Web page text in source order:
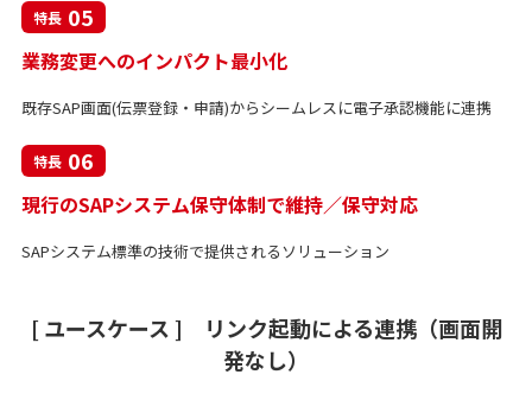
特長 05
業務変更へのインパクト最小化
既存SAP画面(伝票登録・申請)からシームレスに電子承認機能に連携
特長 06
現行のSAPシステム保守体制で維持／保守対応
SAPシステム標準の技術で提供されるソリューション
[ ユースケース ] リンク起動による連携（画面開
発なし）